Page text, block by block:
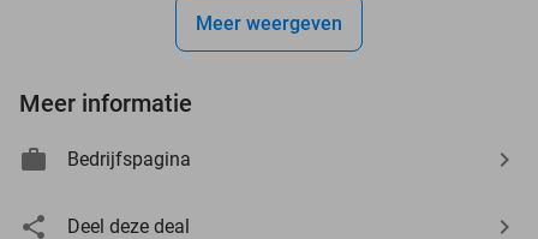
Meer weergeven
Meer informatie
Bedrijfspagina
Deel deze deal